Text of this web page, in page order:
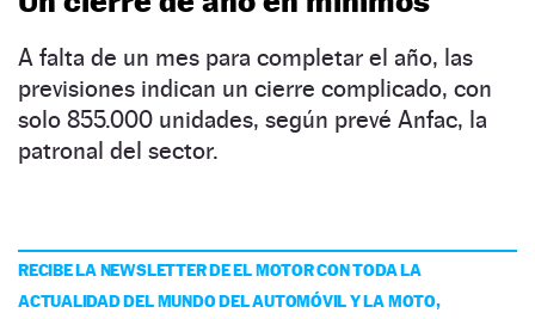
A falta de un mes para completar el año, las
previsiones indican un cierre complicado, con
solo 855.000 unidades, según prevé Anfac, la
patronal del sector.
RECIBE LA NEWSLETTER DE EL MOTOR CON TODA LA
ACTUALIDAD DEL MUNDO DEL AUTOMÓVIL Y LA MOTO,